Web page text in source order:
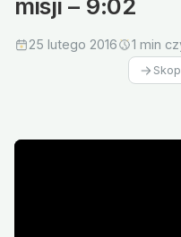
misji – 9:02
25 lutego 2016 1 min